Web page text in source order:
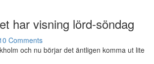
har visning lörd-söndag
Comments
och nu börjar det äntligen komma ut lite